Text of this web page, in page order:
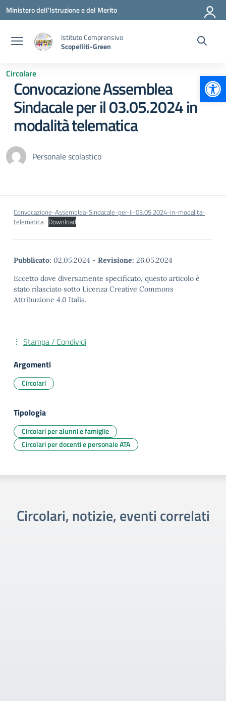
Vai ai contenuti
Vai al menu di navigazione
Vai al footer
Ministero dell'Istruzione e del Merito
Istituto Comprensivo
Scopelliti-Green
Circolare
Convocazione Assemblea
Sindacale per il 03.05.2024 in
modalità telematica
Personale scolastico
Convocazione-Assemblea-Sindacale-per-il-03.05.2024-in-modalita-
telematica Download
Pubblicato: 02.05.2024 - Revisione: 26.05.2024
Eccetto dove diversamente specificato, questo articolo è
stato rilasciato sotto Licenza Creative Commons
Attribuzione 4.0 Italia.
Stampa / Condividi
Argomenti
Circolari
Tipologia
Circolari per alunni e famiglie
Circolari per docenti e personale ATA
Circolari, notizie, eventi correlati